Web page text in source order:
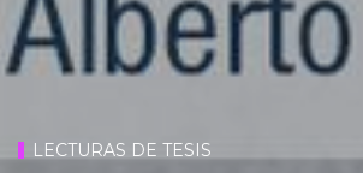
LECTURAS DE TESIS